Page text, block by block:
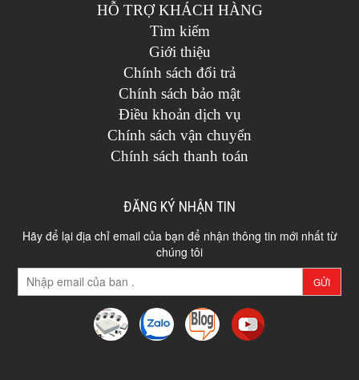
HỖ TRỢ KHÁCH HÀNG
Tìm kiếm
Giới thiệu
Chính sách đổi trả
Chính sách bảo mật
Điều khoản dịch vụ
Chính sách vận chuyển
Chính sách thanh toán
ĐĂNG KÝ NHẬN TIN
Hãy để lại địa chỉ email của bạn để nhận thông tin mới nhất từ
chúng tôi
GỬI